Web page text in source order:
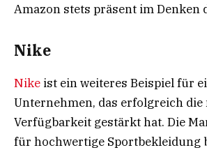
Amazon stets präsent im Denken
Nike
Nike ist ein weiteres Beispiel für
Unternehmen, das erfolgreich die
Verfügbarkeit gestärkt hat. Die
für hochwertige Sportbekleidung